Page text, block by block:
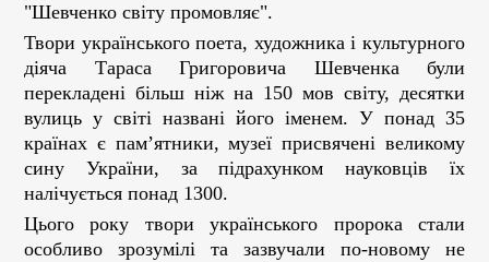
"Шевченко світу промовляє".
Твори українського поета, художника і культурного
діяча Тараса Григоровича Шевченка були
перекладені більш ніж на 150 мов світу, десятки
вулиць у світі названі його іменем. У понад 35
країнах є пам’ятники, музеї присвячені великому
сину України, за підрахунком науковців їх
налічується понад 1300.
Цього року твори українського пророка стали
особливо зрозумілі та зазвучали по-новому не